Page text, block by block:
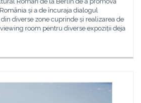
și a de încuraja dialogul
diverse zone cuprinde și realizarea de
room pentru diverse expoziții deja